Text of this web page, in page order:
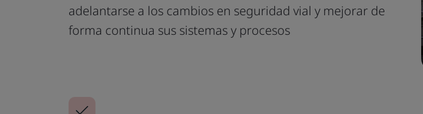
adelantarse a los cambios en seguridad vial y mejorar de
forma continua sus sistemas y procesos